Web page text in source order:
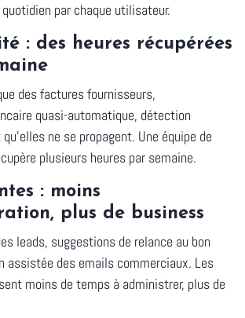
par chaque utilisateur.
: des heures récupérées
des factures fournisseurs,
quasi-automatique, détection
ne se propagent. Une équipe de
plusieurs heures par semaine.
: moins
plus de business
leads, suggestions de relance au bon
assistée des emails commerciaux. Les
moins de temps à administrer, plus de